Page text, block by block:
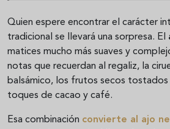
Quien espere encontrar el carácter
tradicional se llevará una sorpresa. El
matices mucho más suaves y
notas que recuerdan al regaliz, la
balsámico, los frutos secos tostados
toques de cacao y café.
Esa combinación convierte al ajo